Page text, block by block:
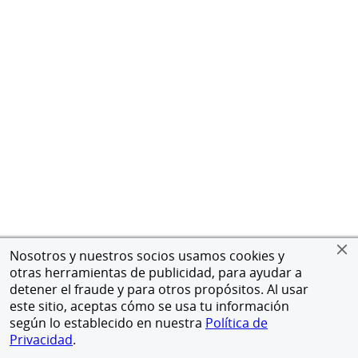
Nosotros y nuestros socios usamos cookies y
otras herramientas de publicidad, para ayudar a
detener el fraude y para otros propósitos. Al usar
este sitio, aceptas cómo se usa tu información
según lo establecido en nuestra Política de
Privacidad.